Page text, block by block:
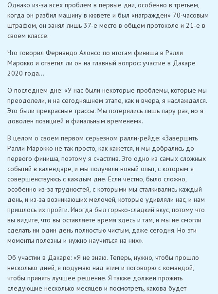
Однако из-за всех проблем в первые дни, особенно в третьем,
когда он разбил машину в кювете и был «награжден» 70-часовым
штрафом, он занял лишь 37-е место в общем протоколе и 21-е в
своем классе.
Что говорил Фернандо Алонсо по итогам финиша в Ралли
Марокко и ответил ли он на главный вопрос: участие в Дакаре
2020 года…
О последнем дне: «У нас были некоторые проблемы, которые мы
преодолели, и на сегодняшнем этапе, как и вчера, я наслаждался.
Это были прекрасные трассы. Мы потерялись лишь пару раз, но я
доволен позицией и финальным временем».
В целом о своем первом серьезном ралли-рейде: «Завершить
Ралли Марокко не так просто, как кажется, и мы добрались до
первого финиша, поэтому я счастлив. Это одно из самых сложных
событий в календаре, и мы получили новый опыт, с которым я
совершенствуюсь с каждым дне. Если честно, было сложно,
особенно из-за трудностей, с которыми мы сталкивались каждый
день, и из-за возникающих мелочей, которые удивляли нас, и нам
пришлось их пройти. Иногда был горько-сладкий вкус, потому что
вы видите, что вы оставляете время здесь и там, и мы не смогли
сделать ни один день полностью чистым, даже сегодня. Но эти
моменты полезны и нужно научиться на них».
Об участии в Дакаре: «Я не знаю. Теперь, нужно, чтобы прошло
несколько дней, я подумаю над этим и поговорю с командой,
чтобы принять лучшее решение. Я также должен прожить
следующие несколько месяцев и посмотреть, какова будет